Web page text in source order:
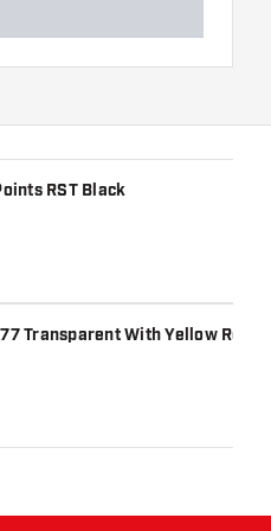
RST Black
77 Transparent With Yellow Red